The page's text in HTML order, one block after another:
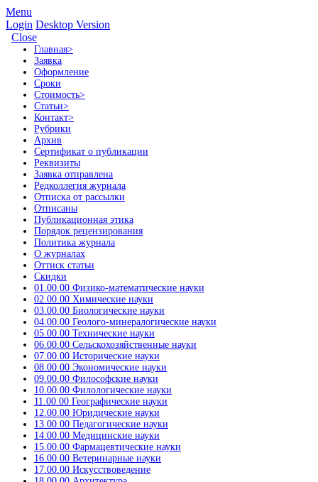
Menu
Login Desktop Version
Close
Главная>
Заявка
Оформление
Сроки
Стоимость>
Статьи>
Контакт>
Рубрики
Архив
Сертификат о публикации
Реквизиты
Заявка отправлена
Редколлегия журнала
Отписка от рассылки
Отписаны
Публикационная этика
Порядок рецензирования
Политика журнала
О журналах
Оттиск статьи
Скидки
01.00.00 Физико-математические науки
02.00.00 Химические науки
03.00.00 Биологические науки
04.00.00 Геолого-минералогические науки
05.00.00 Технические науки
06.00.00 Сельскохозяйственные науки
07.00.00 Исторические науки
08.00.00 Экономические науки
09.00.00 Философские науки
10.00.00 Филологические науки
11.00.00 Географические науки
12.00.00 Юридические науки
13.00.00 Педагогические науки
14.00.00 Медицинские науки
15.00.00 Фармацевтические науки
16.00.00 Ветеринарные науки
17.00.00 Искусствоведение